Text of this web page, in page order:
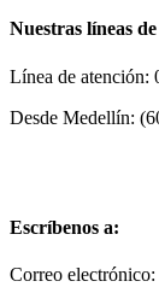
Nuestras líneas
Línea de atención:
Desde Medellín:
Escríbenos a:
Correo electrónico: